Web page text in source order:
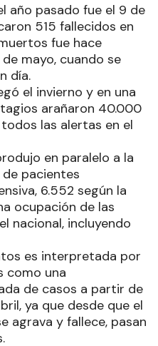
año pasado fue el 9 de
515 fallecidos en
fue hace
de mayo, cuando se
día.
el invierno y en una
arañaron 40.000
las alertas en el
en paralelo a la
pacientes
6.552 según la
ocupación de las
nacional, incluyendo
es interpretada por
como una
de casos a partir de
ya que desde que el
agrava y fallece, pasan